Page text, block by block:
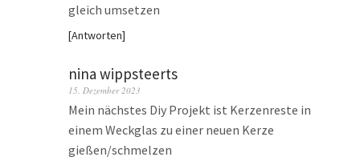
gleich umsetzen
Antworten
nina wippsteerts
15. Dezember 2023
Mein nächstes Diy Projekt ist Kerzenreste in
einem Weckglas zu einer neuen Kerze
gießen/schmelzen